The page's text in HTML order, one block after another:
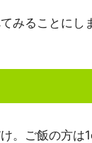
みることにし
。ご飯の方は